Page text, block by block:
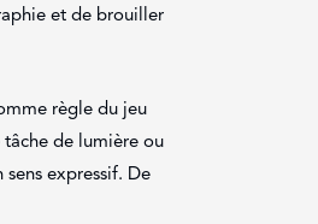
et de brouiller
règle du jeu
tâche de lumière ou
expressif. De